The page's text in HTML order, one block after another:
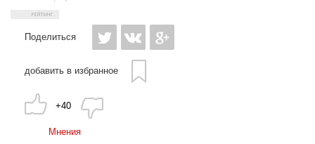
Поделиться
добавить в избранное
+40
Мнения